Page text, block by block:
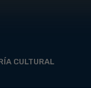
CULTURAL